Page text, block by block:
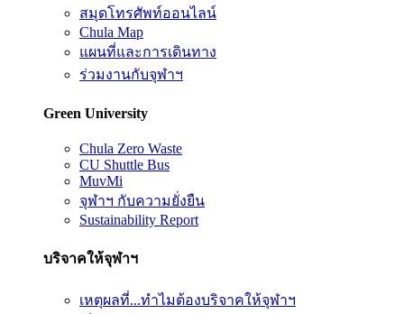
สมุดโทรศัพท์ออนไลน์
Chula Map
แผนที่และการเดินทาง
ร่วมงานกับจุฬาฯ
Green University
Chula Zero Waste
CU Shuttle Bus
MuvMi
จุฬาฯ กับความยั่งยืน
Sustainability Report
บริจาคให้จุฬาฯ
เหตุผลที่...ทำไมต้องบริจาคให้จุฬาฯ